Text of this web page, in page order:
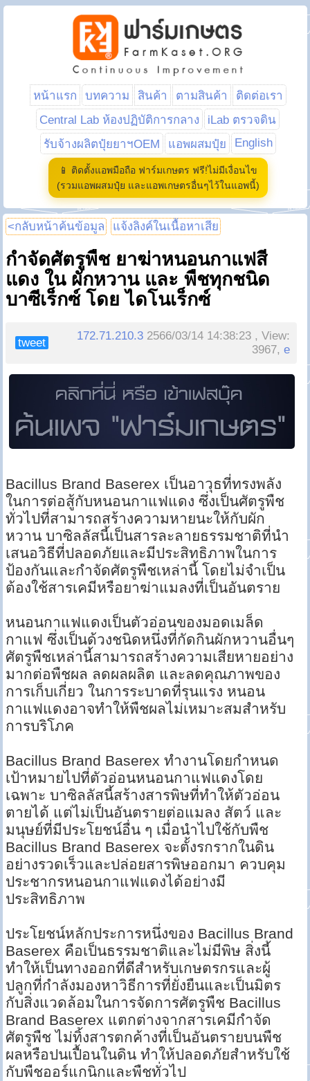
หน้าแรก บทความ สินค้า ตามสินค้า
ติดต่อเรา
Central Lab ห้องปฏิบัติการกลาง
iLab ตรวจดิน
รับจ้างผลิตปุ๋ยยาฯOEM
แอพผสมปุ๋ย English
📱 ติดตั้งแอพมือถือ ฟาร์มเกษตร ฟรี!ไม่มีเงื่อนไข
(รวมแอพผสมปุ๋ย และแอพเกษตรอื่นๆไว้ในแอพนี้)
<กลับหน้าค้นข้อมูล แจ้งลิงค์ในเนื้อหาเสีย
กำจัดศัตรูพืช ยาฆ่าหนอนกาแฟสี
แดง ใน ผักหวาน และ พืชทุกชนิด
บาซีเร็กซ์ โดย ไดโนเร็กซ์
tweet
172.71.210.3 2566/03/14 14:38:23 , View:
3967,e
Bacillus Brand Baserex เป็นอาวุธที่ทรงพลัง
ในการต่อสู้กับหนอนกาแฟแดง ซึ่งเป็นศัตรูพืช
ทั่วไปที่สามารถสร้างความหายนะให้กับผัก
หวาน บาซิลลัสนี้เป็นสารละลายธรรมชาติที่นำ
เสนอวิธีที่ปลอดภัยและมีประสิทธิภาพในการ
ป้องกันและกำจัดศัตรูพืชเหล่านี้ โดยไม่จำเป็น
ต้องใช้สารเคมีหรือยาฆ่าแมลงที่เป็นอันตราย
หนอนกาแฟแดงเป็นตัวอ่อนของมอดเมล็ด
กาแฟ ซึ่งเป็นด้วงชนิดหนึ่งที่กัดกินผักหวานอื่นๆ
ศัตรูพืชเหล่านี้สามารถสร้างความเสียหายอย่าง
มากต่อพืชผล ลดผลผลิต และลดคุณภาพของ
การเก็บเกี่ยว ในการระบาดที่รุนแรง หนอน
กาแฟแดงอาจทำให้พืชผลไม่เหมาะสมสำหรับ
การบริโภค
Bacillus Brand Baserex ทำงานโดยกำหนด
เป้าหมายไปที่ตัวอ่อนหนอนกาแฟแดงโดย
เฉพาะ บาซิลลัสนี้สร้างสารพิษที่ทำให้ตัวอ่อน
ตายได้ แต่ไม่เป็นอันตรายต่อแมลง สัตว์ และ
มนุษย์ที่มีประโยชน์อื่น ๆ เมื่อนำไปใช้กับพืช
Bacillus Brand Baserex จะตั้งรกรากในดิน
อย่างรวดเร็วและปล่อยสารพิษออกมา ควบคุม
ประชากรหนอนกาแฟแดงได้อย่างมี
ประสิทธิภาพ
ประโยชน์หลักประการหนึ่งของ Bacillus Brand
Baserex คือเป็นธรรมชาติและไม่มีพิษ สิ่งนี้
ทำให้เป็นทางออกที่ดีสำหรับเกษตรกรและผู้
ปลูกที่กำลังมองหาวิธีการที่ยั่งยืนและเป็นมิตร
กับสิ่งแวดล้อมในการจัดการศัตรูพืช Bacillus
Brand Baserex แตกต่างจากสารเคมีกำจัด
ศัตรูพืช ไม่ทิ้งสารตกค้างที่เป็นอันตรายบนพืช
ผลหรือปนเปื้อนในดิน ทำให้ปลอดภัยสำหรับใช้
กับพืชออร์แกนิกและพืชทั่วไป